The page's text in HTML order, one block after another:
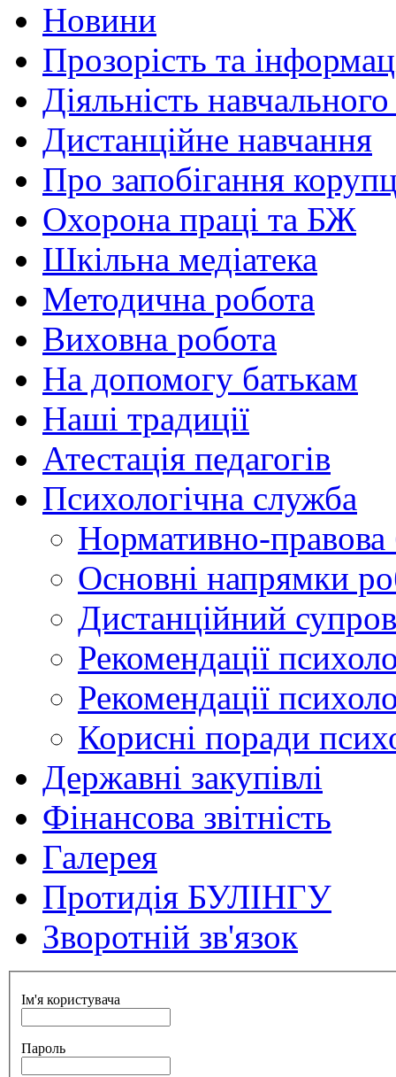
Новини
Прозорість та
Діяльність
Дистанційне навчання
Про запобігання
Охорона праці та БЖ
Шкільна медіатека
Методична робота
Виховна робота
На допомогу батькам
Наші традиції
Атестація педагогів
Психологічна служба
Нормативно-правова
Основні напрямки
Дистанційний
Рекомендації
Рекомендації
Корисні поради
Державні закупівлі
Фінансова звітність
Галерея
Протидія БУЛІНГУ
Зворотній зв'язок
Ім'я користувача
Пароль